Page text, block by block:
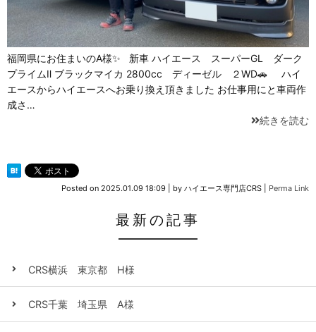
福岡県にお住まいのA様✨ 新車 ハイエース スーパーGL ダーク
プライムⅡ ブラックマイカ 2800cc ディーゼル ２WD🚗 ハイ
エースからハイエースへお乗り換え頂きました お仕事用にと車両作
成さ…
続きを読む
Posted on 2025.01.09 18:09 by ハイエース専門店CRS Perma Link
最新の記事
CRS横浜 東京都 H様
CRS千葉 埼玉県 A様